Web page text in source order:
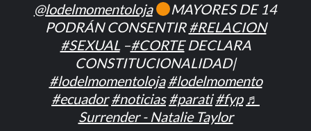
@lodelmomentoloja
MAYORES DE 14
PODRÁN CONSENTIR#RELACION
#SEXUAL–#CORTEDECLARA
CONSTITUCIONALIDAD|
#lodelmomentoloja #lodelmomento
#ecuador #noticias #parati #fyp ♬
Surrender - Natalie Taylor